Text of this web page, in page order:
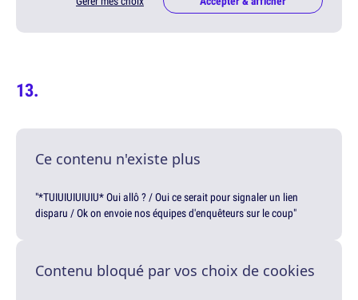
Ce contenu n'existe plus
"*TUIUIUIUIUIU* Oui allô ? / Oui ce serait pour signaler un lien
disparu / Ok on envoie nos équipes d'enquêteurs sur le coup"
Contenu bloqué par vos choix de cookies